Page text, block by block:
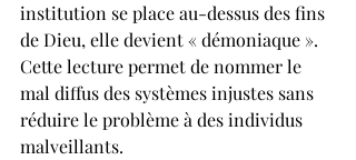
institution se place au-dessus des fins
de Dieu, elle devient « démoniaque ».
Cette lecture permet de nommer le
mal diffus des systèmes injustes sans
réduire le problème à des individus
malveillants.